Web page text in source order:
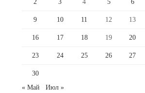
2 3 4 5 6
9 10 11 12 13
16 17 18 19 20
23 24 25 26 27
30
« Май
Июл »